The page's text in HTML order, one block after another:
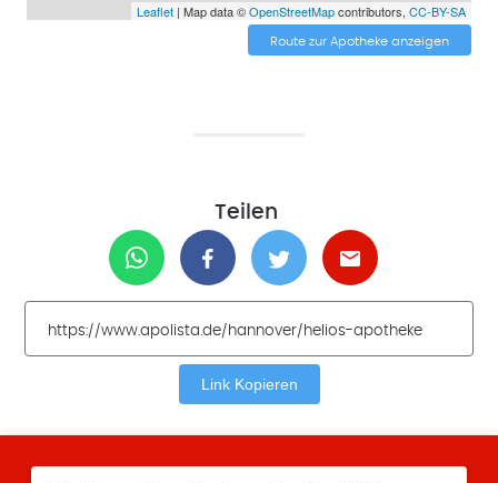
Leaflet| Map data ©OpenStreetMapcontributors, CC-BY-SA
Route zur Apotheke anzeigen
Teilen
Link Kopieren